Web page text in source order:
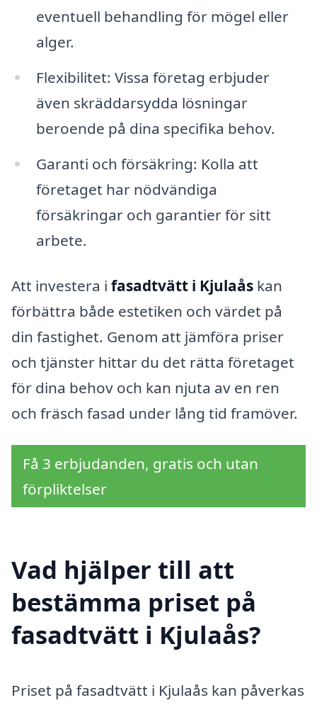
eventuell behandling för mögel eller
alger.
Flexibilitet: Vissa företag erbjuder
även skräddarsydda lösningar
beroende på dina specifika behov.
Garanti och försäkring: Kolla att
företaget har nödvändiga
försäkringar och garantier för sitt
arbete.
Att investera i fasadtvätt i Kjulaås kan
förbättra både estetiken och värdet på
din fastighet. Genom att jämföra priser
och tjänster hittar du det rätta företaget
för dina behov och kan njuta av en ren
och fräsch fasad under lång tid framöver.
Få 3 erbjudanden, gratis och utan
förpliktelser
Vad hjälper till att
bestämma priset på
fasadtvätt i Kjulaås?
Priset på fasadtvätt i Kjulaås kan påverkas